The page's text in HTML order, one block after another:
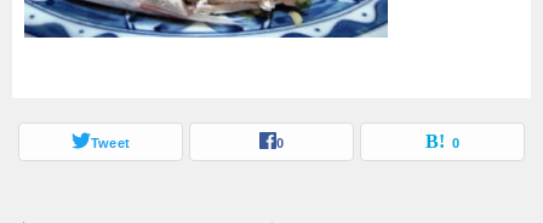
Tweet 0 0